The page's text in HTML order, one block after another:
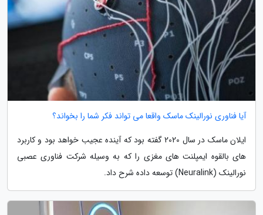
آیا فناوری نورالینک ماسک واقعا می تواند فکر شما را بخواند؟
ایلان ماسک در سال 2020 گفته بود که آینده عجیب خواهد بود و کاربرد
های بالقوه ایمپلنت های مغزی را که به وسیله شرکت فناوری عصبی
نورالینک (Neuralink) توسعه داده شرح داد.